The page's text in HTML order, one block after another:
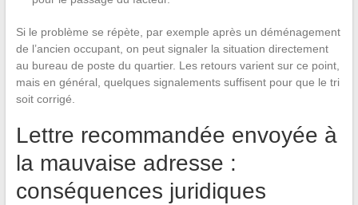
Si le problème se répète, par exemple après un déménagement
de l’ancien occupant, on peut signaler la situation directement
au bureau de poste du quartier. Les retours varient sur ce point,
mais en général, quelques signalements suffisent pour que le tri
soit corrigé.
Lettre recommandée envoyée à
la mauvaise adresse :
conséquences juridiques